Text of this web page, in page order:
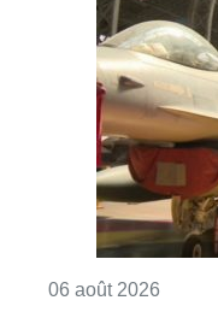
06 août 2026